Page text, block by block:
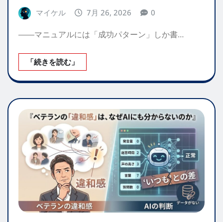
マイケル 7月 26, 2026 0
――マニュアルには「成功パターン」しか書…
「続きを読む」